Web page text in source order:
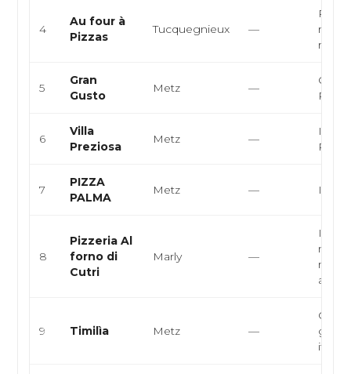
4
Au four à
Pizzas
Tucquegnieux —
5
Gran
Gusto
Metz —
Pizza
6
Villa
Preziosa
Metz —
Pâtes
7
PIZZA
PALMA
Metz —
8
Pizzeria Al
forno di
Cutri
Marly —
9 Timilìa Metz —